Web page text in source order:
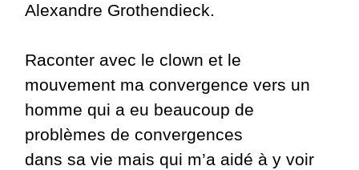
Alexandre Grothendieck.
Raconter avec le clown et le
mouvement ma convergence vers un
homme qui a eu beaucoup de
problèmes de convergences
dans sa vie mais qui m’a aidé à y voir